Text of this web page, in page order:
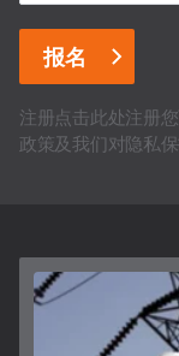
注册点击此处注册
政策及我们对隐私